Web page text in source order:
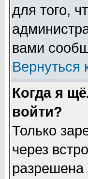
для того,
вами
Вернуться
Когда я
войти?
Только
через
разрешена